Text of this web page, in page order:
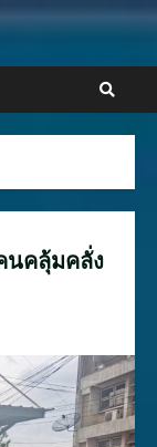
นคลุ้มคลั่ง